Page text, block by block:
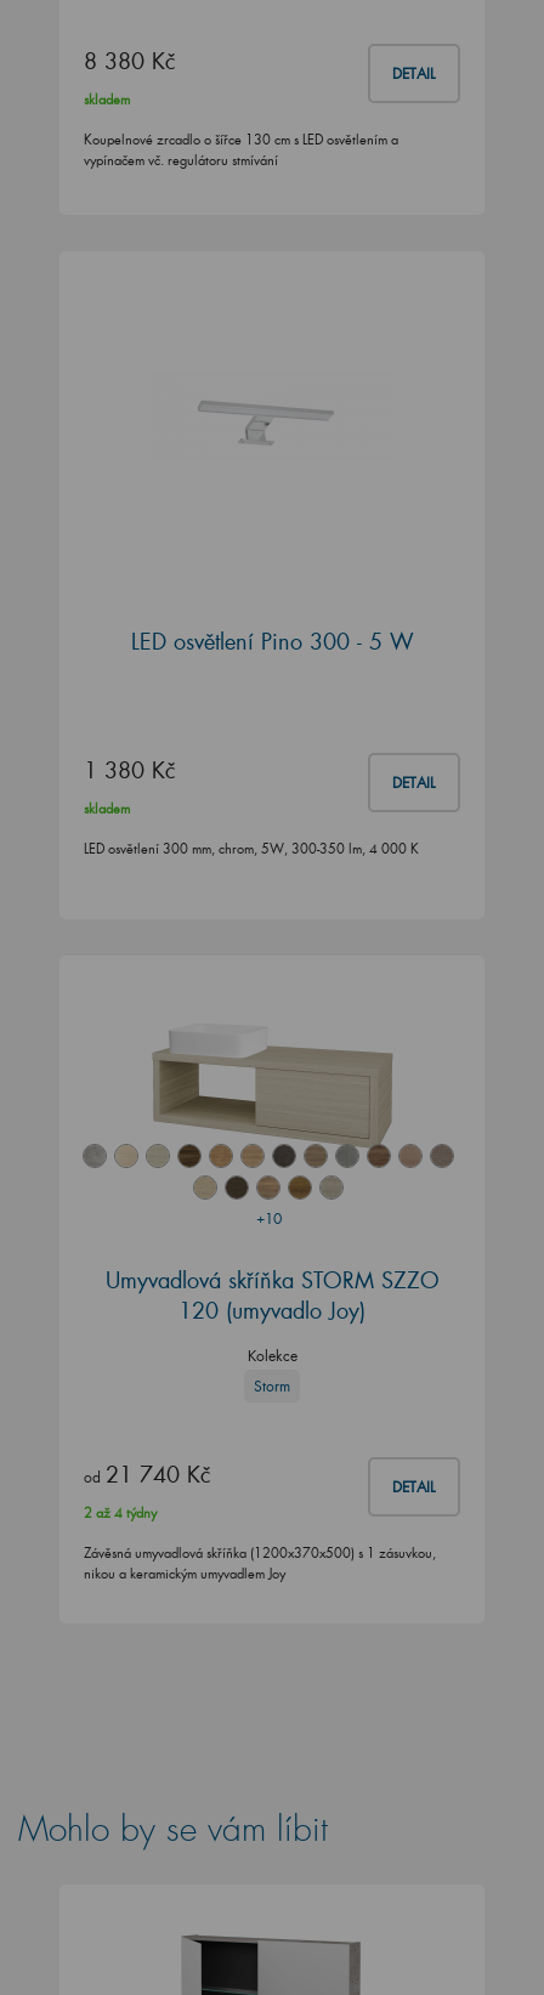
8 380 Kč DETAIL
skladem
Koupelnové zrcadlo o šířce 130 cm s LED osvětlením a
vypínačem vč. regulátoru stmívání
LED osvětlení Pino 300 - 5 W
1 380 Kč DETAIL
skladem
LED osvětlení 300 mm, chrom, 5W, 300-350 lm, 4 000 K
+10
Umyvadlová skříňka STORM SZZO
120 (umyvadlo Joy)
Kolekce
Storm
od 21 740 Kč DETAIL
2 až 4 týdny
Závěsná umyvadlová skříňka (1200x370x500) s 1 zásuvkou,
nikou a keramickým umyvadlem Joy
Mohlo by se vám líbit